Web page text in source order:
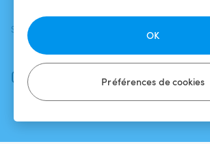
Préférences de cookies
OK
SUIVEZ-NOUS
Facebook
Instagram